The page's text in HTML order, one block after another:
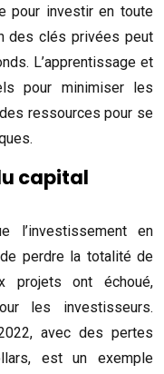
pour investir en toute
des clés privées peut
L’apprentissage et
pour minimiser les
ressources pour se
capital
l’investissement en
perdre la totalité de
projets ont échoué,
les investisseurs.
avec des pertes
est un exemple